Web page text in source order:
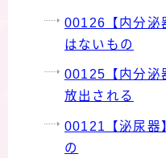
00126【内分泌
はないもの
00125【内分泌
放出される
00121【泌尿器
の